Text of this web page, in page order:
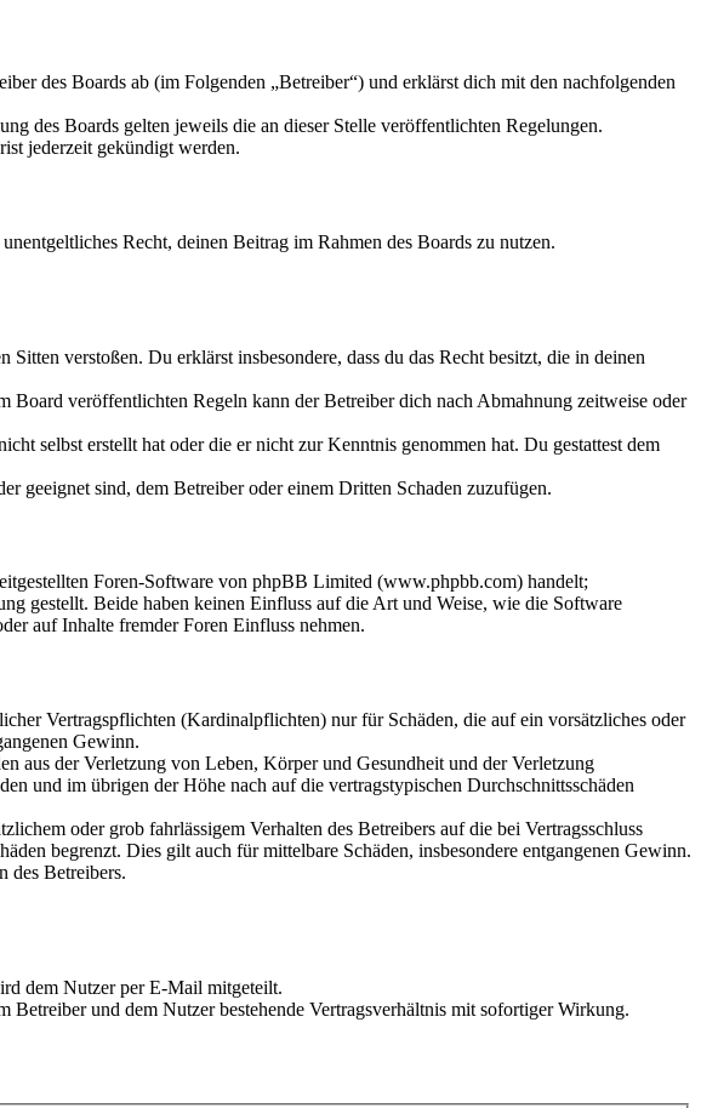
des Boards ab (im Folgenden „Betreiber“) und erklärst dich mit den nachfolgenden
des Boards gelten jeweils die an dieser Stelle veröffentlichten Regelungen.
jederzeit gekündigt werden.
Recht, deinen Beitrag im Rahmen des Boards zu nutzen.
verstoßen. Du erklärst insbesondere, dass du das Recht besitzt, die in deinen
Board veröffentlichten Regeln kann der Betreiber dich nach Abmahnung zeitweise oder
selbst erstellt hat oder die er nicht zur Kenntnis genommen hat. Du gestattest dem
geeignet sind, dem Betreiber oder einem Dritten Schaden zuzufügen.
Foren-Software von phpBB Limited (www.phpbb.com) handelt;
gestellt. Beide haben keinen Einfluss auf die Art und Weise, wie die Software
auf Inhalte fremder Foren Einfluss nehmen.
Vertragspflichten (Kardinalpflichten) nur für Schäden, die auf ein vorsätzliches oder
Gewinn.
aus der Verletzung von Leben, Körper und Gesundheit und der Verletzung
und im übrigen der Höhe nach auf die vertragstypischen Durchschnittsschäden
oder grob fahrlässigem Verhalten des Betreibers auf die bei Vertragsschluss
begrenzt. Dies gilt auch für mittelbare Schäden, insbesondere entgangenen Gewinn.
des Betreibers.
dem Nutzer per E-Mail mitgeteilt.
und dem Nutzer bestehende Vertragsverhältnis mit sofortiger Wirkung.